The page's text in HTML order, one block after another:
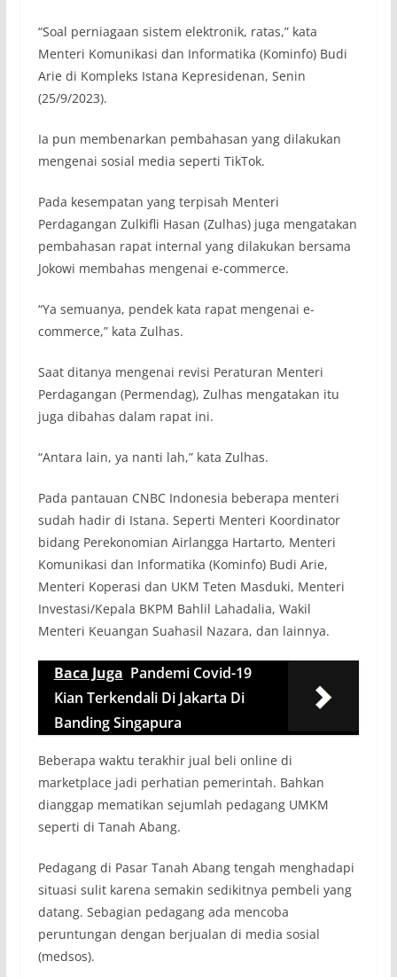
“Soal perniagaan sistem elektronik, ratas,” kata
Menteri Komunikasi dan Informatika (Kominfo) Budi
Arie di Kompleks Istana Kepresidenan, Senin
(25/9/2023).
Ia pun membenarkan pembahasan yang dilakukan
mengenai sosial media seperti TikTok.
Pada kesempatan yang terpisah Menteri
Perdagangan Zulkifli Hasan (Zulhas) juga mengatakan
pembahasan rapat internal yang dilakukan bersama
Jokowi membahas mengenai e-commerce.
“Ya semuanya, pendek kata rapat mengenai e-
commerce,” kata Zulhas.
Saat ditanya mengenai revisi Peraturan Menteri
Perdagangan (Permendag), Zulhas mengatakan itu
juga dibahas dalam rapat ini.
“Antara lain, ya nanti lah,” kata Zulhas.
Pada pantauan CNBC Indonesia beberapa menteri
sudah hadir di Istana. Seperti Menteri Koordinator
bidang Perekonomian Airlangga Hartarto, Menteri
Komunikasi dan Informatika (Kominfo) Budi Arie,
Menteri Koperasi dan UKM Teten Masduki, Menteri
Investasi/Kepala BKPM Bahlil Lahadalia, Wakil
Menteri Keuangan Suahasil Nazara, dan lainnya.
Baca Juga Pandemi Covid-19
Kian Terkendali Di Jakarta Di
Banding Singapura
Beberapa waktu terakhir jual beli online di
marketplace jadi perhatian pemerintah. Bahkan
dianggap mematikan sejumlah pedagang UMKM
seperti di Tanah Abang.
Pedagang di Pasar Tanah Abang tengah menghadapi
situasi sulit karena semakin sedikitnya pembeli yang
datang. Sebagian pedagang ada mencoba
peruntungan dengan berjualan di media sosial
(medsos).